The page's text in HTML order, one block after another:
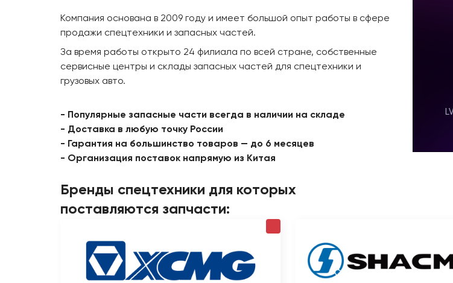
Компания основана в 2009 году и имеет большой опыт работы в сфере
продажи спецтехники и запасных частей.
За время работы открыто 24 филиала по всей стране, собственные
сервисные центры и склады запасных частей для спецтехники и
грузовых авто.
- Популярные запасные части всегда в наличии на складе
- Доставка в любую точку России
- Гарантия на большинство товаров — до 6 месяцев
- Организация поставок напрямую из Китая
Бренды спецтехники для которых
поставляются запчасти: